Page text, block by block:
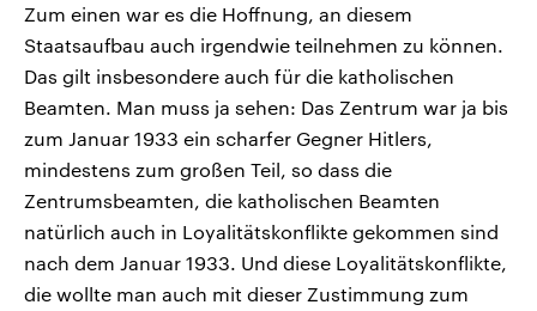
Zum einen war es die Hoffnung, an diesem
Staatsaufbau auch irgendwie teilnehmen zu können.
Das gilt insbesondere auch für die katholischen
Beamten. Man muss ja sehen: Das Zentrum war ja bis
zum Januar 1933 ein scharfer Gegner Hitlers,
mindestens zum großen Teil, so dass die
Zentrumsbeamten, die katholischen Beamten
natürlich auch in Loyalitätskonflikte gekommen sind
nach dem Januar 1933. Und diese Loyalitätskonflikte,
die wollte man auch mit dieser Zustimmung zum